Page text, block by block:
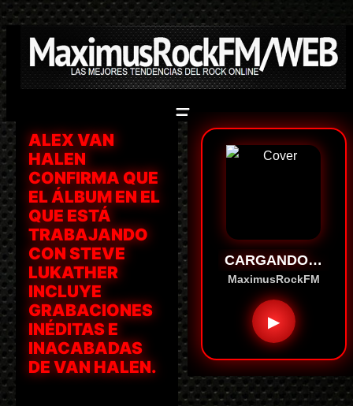
Saltar
contenido
ALEX VAN
HALEN
CONFIRMA QUE
EL ÁLBUM EN EL
QUE ESTÁ
TRABAJANDO
CON STEVE
LUKATHER
INCLUYE
GRABACIONES
INÉDITAS E
INACABADAS
DE VAN HALEN.
CARGANDO…
MaximusRockFM
▶